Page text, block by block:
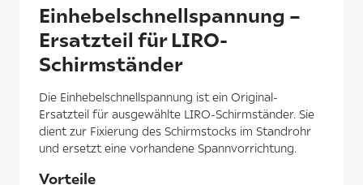
Einhebelschnellspannung –
Ersatzteil für LIRO-
Schirmständer
Die Einhebelschnellspannung ist ein Original-
Ersatzteil für ausgewählte LIRO-Schirmständer. Sie
dient zur Fixierung des Schirmstocks im Standrohr
und ersetzt eine vorhandene Spannvorrichtung.
Vorteile